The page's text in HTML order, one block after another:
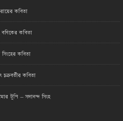
কবিতা
কবিতা
সিংহের কবিতা
চক্রবর্তীর কবিতা
টুপি – সদানন্দ সিংহ